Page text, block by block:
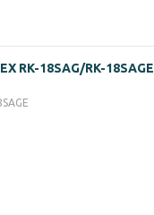
RK-18SAG/RK-18SAGE